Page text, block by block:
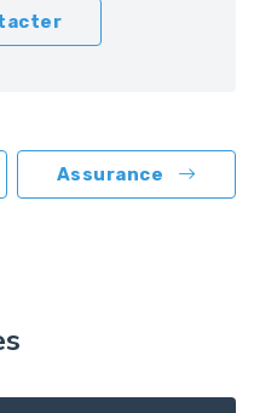
Assurance